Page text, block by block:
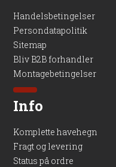
Handelsbetingelser
Persondatapolitik
Sitemap
Bliv B2B forhandler
Montagebetingelser
Info
Komplette havehegn
Fragt og levering
Status på ordre